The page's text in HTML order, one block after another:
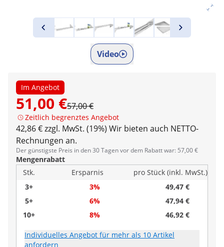
Video
Im Angebot
51,00 €57,00 €
Zeitlich begrenztes Angebot
42,86 € zzgl. MwSt. (19%) Wir bieten auch NETTO-
Rechnungen an.
Der günstigste Preis in den 30 Tagen vor dem Rabatt war: 57,00 €
Mengenrabatt
Stk.
Ersparnis
pro Stück (inkl. MwSt.)
3+
3%
49,47 €
5+
6%
47,94 €
10+
8% 46,92 €
Individuelles Angebot für mehr als 10 Artikel
anfordern